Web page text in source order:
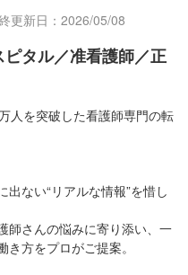
更新日：2026/05/08
タル／准看護師／正
人を突破した看護師専門の転
ない“リアルな情報”を惜し
師さんの悩みに寄り添い、一
方をプロがご提案。